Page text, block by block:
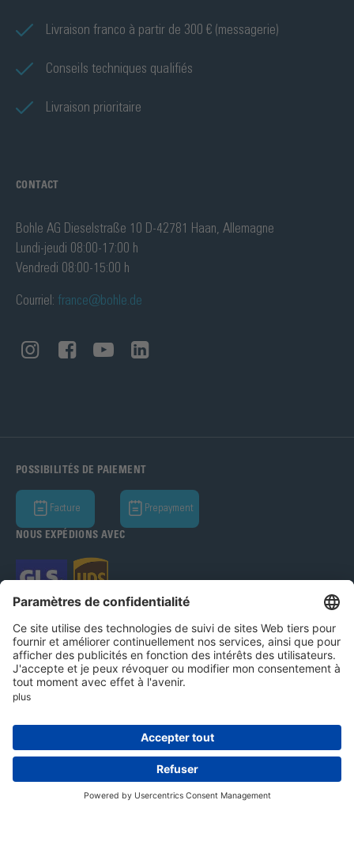
Livraison franco à partir de 300 € (messagerie)
Conseils techniques qualifiés
Livraison prioritaire
CONTACT
Bohle AG Dieselstraße 10 D-42781 Haan, Allemagne
Lundi-jeudi 08:00-17:00 h
Vendredi 08:00-15:00 h
Courriel: france@bohle.de
POSSIBILITÉS DE PAIEMENT
Facture Prepayment
NOUS EXPÉDIONS AVEC
Bohle AG 2026
Système d'alerte
CGV